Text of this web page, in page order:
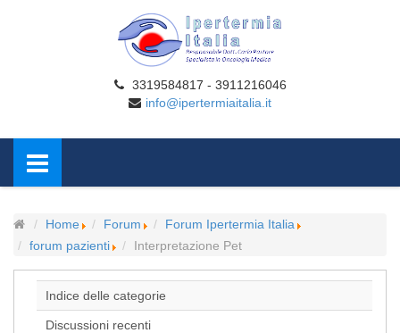
3319584817 - 3911216046
info@ipertermiaitalia.it
Home Forum
Forum Ipertermia Italia
forum pazienti
Interpretazione Pet
Indice delle categorie
Discussioni recenti